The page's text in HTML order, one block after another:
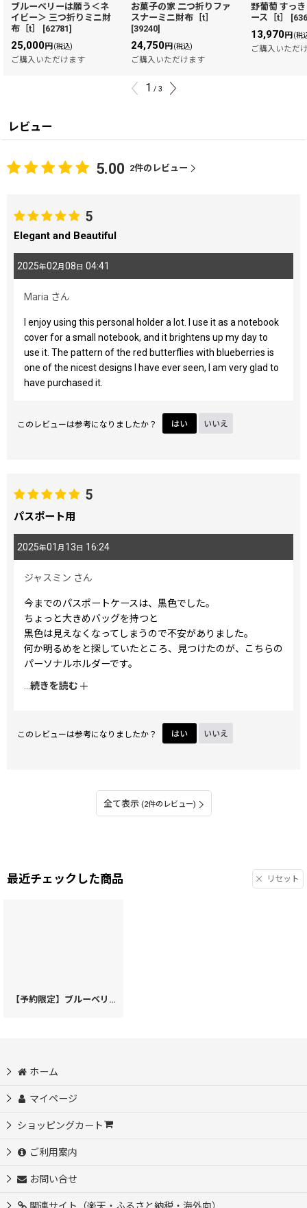
ブルーベリーは願う＜ネ
イビー＞ 三つ折りミニ財
布［t］
[62781]
25,000円(税込)
ご購入いただけます
お菓子の家 二つ折りファ
スナーミニ財布［t］
[39240]
24,750円(税込)
ご購入いただけます
野葡萄 すっ
ース［t］
[
13,970円(税
ご購入いただ
1 / 3
レビュー
5.00 2件のレビュー
5
Elegant and Beautiful
2025年02月08日 04:41
Maria さん
I enjoy using this personal holder a lot. I use it as a notebook
cover for a small notebook, and it brightens up my day to
use it. The pattern of the red butterflies with blueberries is
one of the nicest designs I have ever seen, I am very glad to
have purchased it.
このレビューは参考になりましたか？ はい いいえ
5
パスポート用
2025年01 月 13日 16:24
ジャスミン さん
今までのパスポートケースは、黒色でした。
ちょっと大きめバッグを持つと
黒色は見えなくなってしまうので不安がありました。
何か明るめをと探していたところ、見つけたのが、こちらの
パーソナルホルダーです。
大好きな蝶々と、この組み合わせ？と思う蜘蛛に
とても魅かれてしましました。
バッグの中では映えるでしょうし、何より旅行に行くのにテ
ンショが上がります。
中央からの横入れができたら良かったなと思いました。
続きを読む
このレビューは参考になりましたか？ はい いいえ
全て表示 (2件のレビュー)
最近チェックした商品 リセット
【予約限定】ブルーベリーは願う＜ボルドー＞ パーソナルホルダー［t］
ホーム
マイページ
ショッピングカート
ご利用案内
お問い合せ